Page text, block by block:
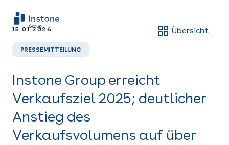
15.01.2026
PRESSEMITTEILUNG
Übersicht
Instone Group erreicht
Verkaufsziel 2025; deutlicher
Anstieg des
Verkaufsvolumens auf über